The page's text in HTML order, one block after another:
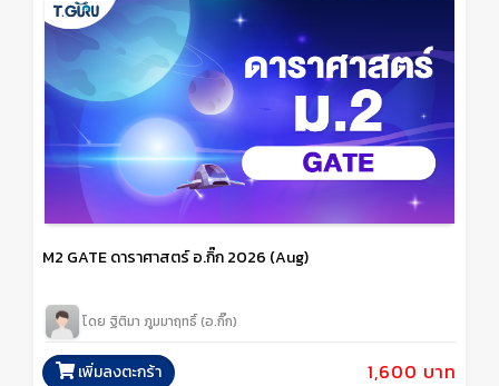
M2 GATE ดาราศาสตร์ อ.กิ๊ก 2026 (Aug)
โดย ฐิติมา ภูมมาฤทธิ์ (อ.กิ๊ก)
1,600 บาท
เพิ่มลงตะกร้า